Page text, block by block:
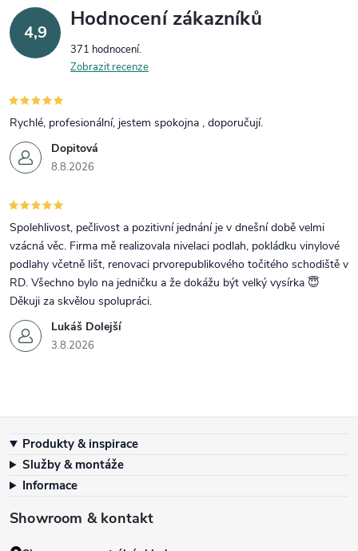
4,9
Hodnocení zákazníků
371 hodnocení
Zobrazit recenze
Dopitová
8.8.2026
Rychlé, profesionální, jestem spokojna , doporučují.
Lukáš Dolejší
3.8.2026
Spolehlivost, pečlivost a pozitivní jednání je v dnešní době velmi
vzácná věc. Firma mě realizovala nivelaci podlah, pokládku vinylové
podlahy včetně lišt, renovaci prvorepublikového točitého schodiště v
RD. Všechno bylo na jedničku a že dokážu být velký vysírka 😇
Děkuji za skvělou spolupráci.
Produkty & inspirace
Služby & montáže
Informace
Showroom & kontakt